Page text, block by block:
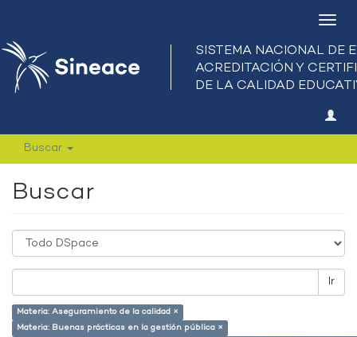
Buscar
Buscar
Ir
Materia: Aseguramiento de la calidad ×
Materia: Buenas prácticas en la gestión pública ×